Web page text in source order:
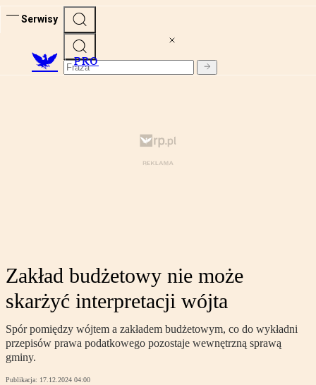
Serwisy
PRO
Zakład budżetowy nie może
skarżyć interpretacji wójta
Spór pomiędzy wójtem a zakładem budżetowym, co do wykładni
przepisów prawa podatkowego pozostaje wewnętrzną sprawą
gminy.
Publikacja: 17.12.2024 04:00